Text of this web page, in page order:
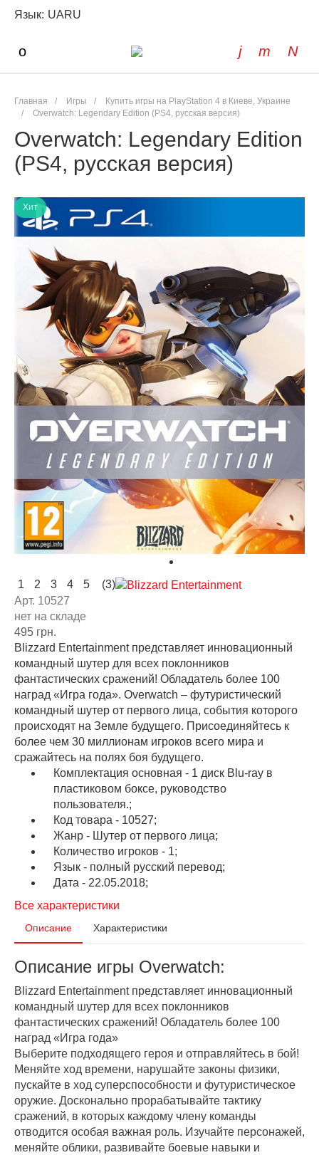
Язык: UARU
Главная / Игры /
Купить игры на PlayStation 4 в Киеве, Украине
/
Overwatch: Legendary Edition (PS4, русская версия)
Overwatch: Legendary Edition
(PS4, русская версия)
Хит
1 2 3 4 5
(3)
Арт. 10527
нет на складе
495 грн.
Blizzard Entertainment представляет инновационный
командный шутер для всех поклонников
фантастических сражений! Обладатель более 100
наград «Игра года». Overwatch – футуристический
командный шутер от первого лица, события которого
происходят на Земле будущего. Присоединяйтесь к
более чем 30 миллионам игроков всего мира и
сражайтесь на полях боя будущего.
Комплектация основная - 1 диск Blu-ray в
пластиковом боксе, руководство
пользователя.;
Код товара - 10527;
Жанр - Шутер от первого лица;
Количество игроков - 1;
Язык - полный русский перевод;
Дата - 22.05.2018;
Все характеристики
Описание Характеристики
Описание игры Overwatch:
Blizzard Entertainment представляет инновационный
командный шутер для всех поклонников
фантастических сражений! Обладатель более 100
наград «Игра года»
Выберите подходящего героя и отправляйтесь в бой!
Меняйте ход времени, нарушайте законы физики,
пускайте в ход суперспособности и футуристическое
оружие. Досконально прорабатывайте тактику
сражений, в которых каждому члену команды
отводится особая важная роль. Изучайте персонажей,
меняйте облики, развивайте боевые навыки и